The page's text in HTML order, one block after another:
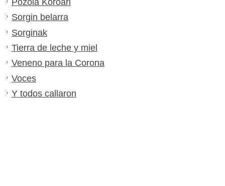
Sorgin belarra
Sorginak
Tierra de leche y miel
Veneno para la Corona
Voces
Y todos callaron